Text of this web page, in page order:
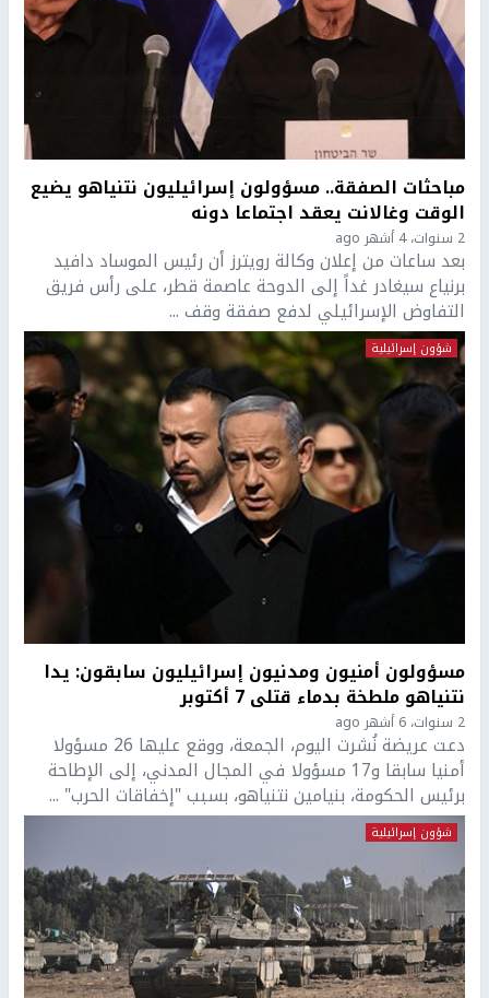
مباحثات الصفقة.. مسؤولون إسرائيليون نتنياهو يضيع
الوقت وغالانت يعقد اجتماعا دونه
2 سنوات، 4 أشهر ago
بعد ساعات من إعلان وكالة رويترز أن رئيس الموساد دافيد
برنياع سيغادر غداً إلى الدوحة عاصمة قطر، على رأس فريق
التفاوض الإسرائيلي لدفع صفقة وقف ...
شؤون إسرائيلية
مسؤولون أمنيون ومدنيون إسرائيليون سابقون: يدا
نتنياهو ملطخة بدماء قتلى 7 أكتوبر
2 سنوات، 6 أشهر ago
دعت عريضة نُشرت اليوم، الجمعة، ووقع عليها 26 مسؤولا
أمنيا سابقا و17 مسؤولا في المجال المدني، إلى الإطاحة
برئيس الحكومة، بنيامين نتنياهو، بسبب "إخفاقات الحرب" ...
شؤون إسرائيلية